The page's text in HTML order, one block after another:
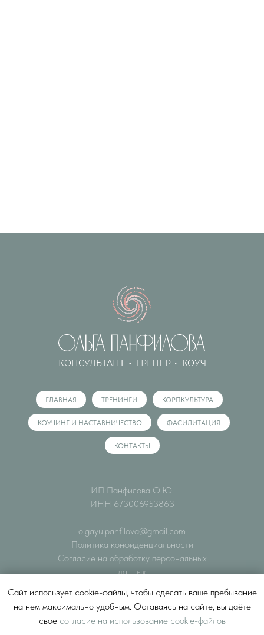
ГЛАВНАЯ ТРЕНИНГИ КОРПКУЛЬТУРА
КОУЧИНГ И НАСТАВНИЧЕСТВО ФАСИЛИТАЦИЯ
КОНТАКТЫ
ИП Панфилова О.Ю.
ИНН 673006953863
olgayu.panfilova@gmail.com
Политика конфиденциальности
Согласие на обработку персональных
данных
Разработка сайта
Сайт использует cookie-файлы, чтобы сделать ваше пребывание
на нем максимально удобным. Оставаясь на сайте, вы даёте
свое согласие на использование cookie-файлов